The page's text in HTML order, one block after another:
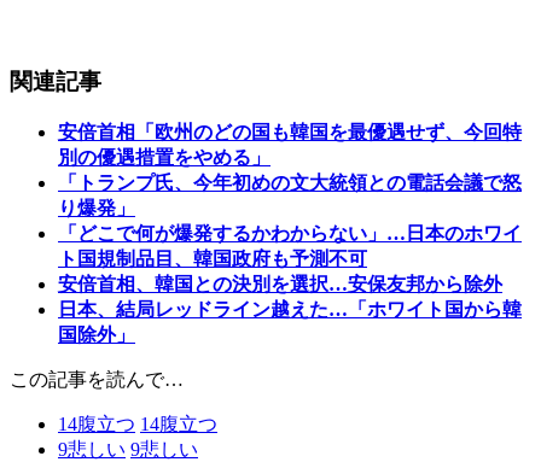
関連記事
安倍首相「欧州のどの国も韓国を最優遇せず、今回特
別の優遇措置をやめる」
「トランプ氏、今年初めの文大統領との電話会議で怒
り爆発」
「どこで何が爆発するかわからない」…日本のホワイ
ト国規制品目、韓国政府も予測不可
安倍首相、韓国との決別を選択…安保友邦から除外
日本、結局レッドライン越えた…「ホワイト国から韓
国除外」
この記事を読んで…
14腹立つ 14腹立つ
9悲しい 9悲しい